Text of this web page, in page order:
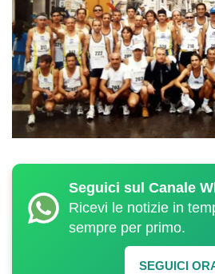
Seguici sul Canale
Ricevi le notizie in
sempre per primo.
SEGUICI